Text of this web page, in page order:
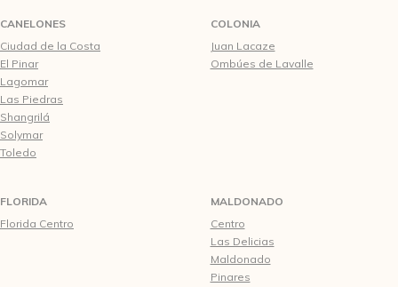
CANELONES
Ciudad de la Costa
El Pinar
Lagomar
Las Piedras
Shangrilá
Solymar
Toledo
COLONIA
Juan Lacaze
Ombúes de Lavalle
FLORIDA
Florida Centro
MALDONADO
Centro
Las Delicias
Maldonado
Pinares